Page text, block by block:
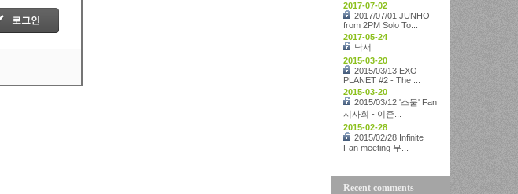
2017-07-02
2017/07/01 JUNHO
from 2PM Solo To...
2017-05-24
낙서
2015-03-20
2015/03/13 EXO
PLANET #2 - The ...
2015-03-20
2015/03/12 '스물' Fan
시사회 - 이준...
2015-02-28
2015/02/28 Infinite
Fan meeting 무...
Recent comments